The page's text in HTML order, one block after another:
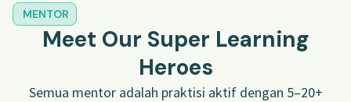
MENTOR
Meet Our Super Learning
Heroes
Semua mentor adalah praktisi aktif dengan 5–20+